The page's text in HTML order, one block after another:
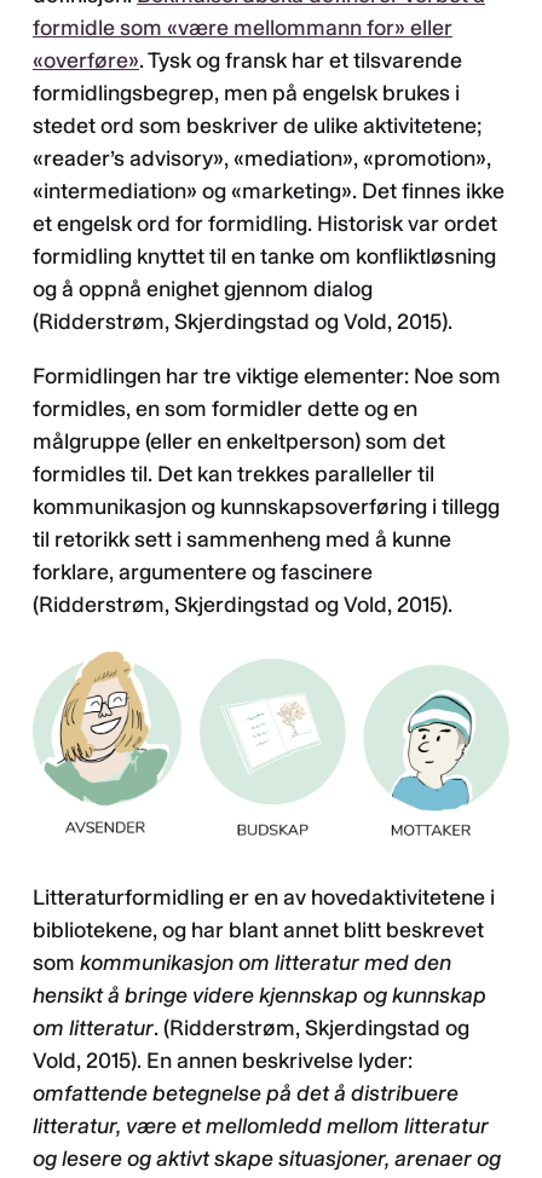
formidle som «være mellommann for» eller
«overføre». Tysk og fransk har et tilsvarende
formidlingsbegrep, men på engelsk brukes i
stedet ord som beskriver de ulike aktivitetene;
«reader’s advisory», «mediation», «promotion»,
«intermediation» og «marketing». Det finnes ikke
et engelsk ord for formidling. Historisk var ordet
formidling knyttet til en tanke om konfliktløsning
og å oppnå enighet gjennom dialog
(Ridderstrøm, Skjerdingstad og Vold, 2015).
Formidlingen har tre viktige elementer: Noe som
formidles, en som formidler dette og en
målgruppe (eller en enkeltperson) som det
formidles til. Det kan trekkes paralleller til
kommunikasjon og kunnskapsoverføring i tillegg
til retorikk sett i sammenheng med å kunne
forklare, argumentere og fascinere
(Ridderstrøm, Skjerdingstad og Vold, 2015).
Litteraturformidling er en av hovedaktivitetene i
bibliotekene, og har blant annet blitt beskrevet
som kommunikasjon om litteratur med den
hensikt å bringe videre kjennskap og kunnskap
om litteratur. (Ridderstrøm, Skjerdingstad og
Vold, 2015). En annen beskrivelse lyder:
omfattende betegnelse på det å distribuere
litteratur, være et mellomledd mellom litteratur
og lesere og aktivt skape situasjoner, arenaer og